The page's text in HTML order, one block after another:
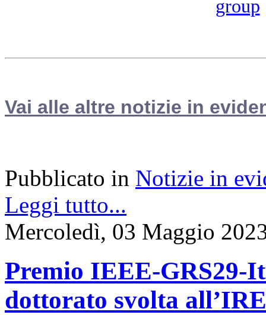
Vai alle altre notizie in
Pubblicato in Notizie in
Leggi tutto...
Mercoledì, 03 Maggio
Premio IEEE-GRS29-
dottorato svolta